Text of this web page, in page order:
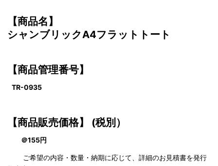
【商品名】
シャンブリックA4フラットトート
【商品管理番号】
TR-0935
【商品販売価格】 (税別）
＠155円
ご希望の内容・数量・納期に応じて、詳細のお見積書を発行